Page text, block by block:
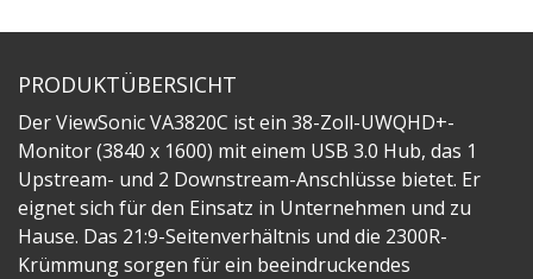
PRODUKTÜBERSICHT
Der ViewSonic VA3820C ist ein 38-Zoll-UWQHD+-
Monitor (3840 x 1600) mit einem USB 3.0 Hub, das 1
Upstream- und 2 Downstream-Anschlüsse bietet. Er
eignet sich für den Einsatz in Unternehmen und zu
Hause. Das 21:9-Seitenverhältnis und die 2300R-
Krümmung sorgen für ein beeindruckendes